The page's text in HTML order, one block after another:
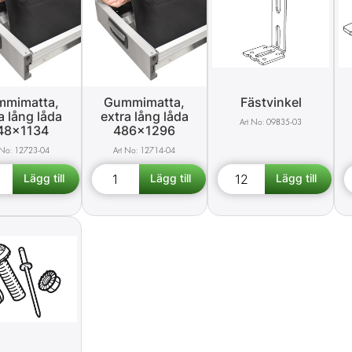
lång låda
12723-04
Gummimatta,
extra lång låda
486x1296
12714-04
Fästvinkel
09835-03